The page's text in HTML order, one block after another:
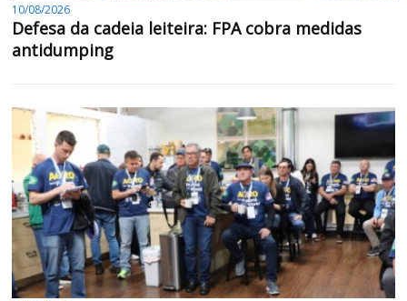
10/08/2026
Defesa da cadeia leiteira: FPA cobra medidas
antidumping